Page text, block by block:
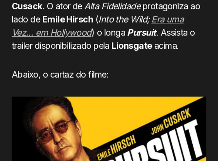
Cusack. O ator de Alta Fidelidadeprotagoniza ao
lado de Emile Hirsch (Into the Wild; Era uma
Vez… em Hollywood) o longa Pursuit. Assista o
trailer disponibilizado pela Lionsgateacima.
Abaixo, o cartaz do filme: